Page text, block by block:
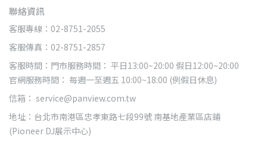
聯絡資訊
客服專線：02-8751-2055
客服傳真：02-8751-2857
客服時間：門市服務時間： 平日13:00~20:00 假日12:00~20:00
官網服務時間： 每週一至週五 10:00~18:00 (例假日休息)
信箱： service@panview.com.tw
地址：台北市南港區忠孝東路七段99號 南基地產業區店鋪
(Pioneer DJ展示中心)